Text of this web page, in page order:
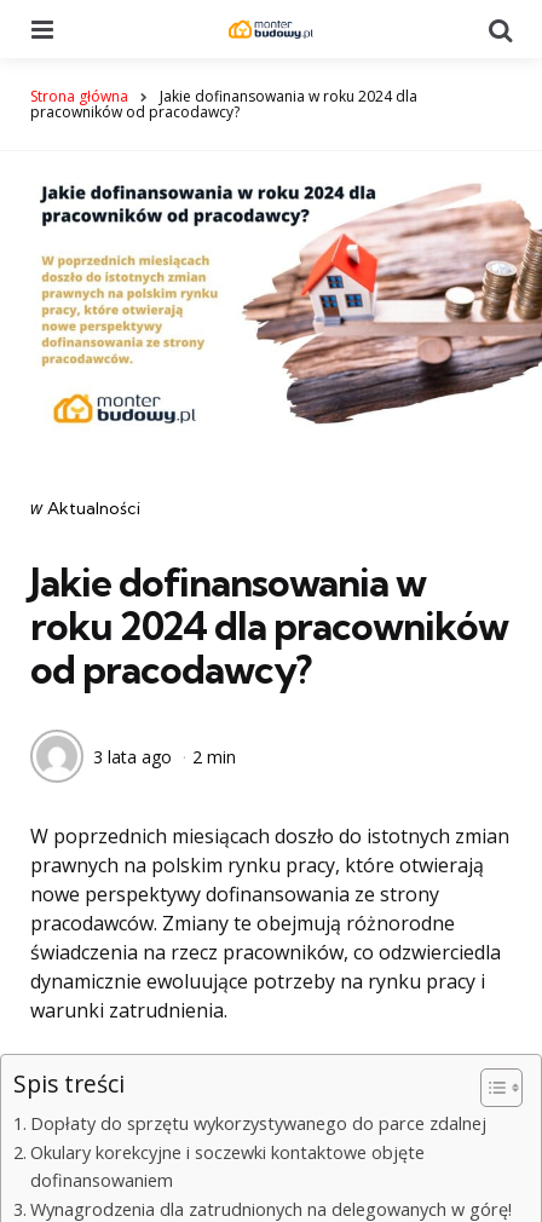
Strona główna Jakie dofinansowania w roku 2024 dla
pracowników od pracodawcy?
Categories
post
w Aktualności
Jakie dofinansowania w
roku 2024 dla pracowników
od pracodawcy?
3 lata ago 2 min
W poprzednich miesiącach doszło do istotnych zmian
prawnych na polskim rynku pracy, które otwierają
nowe perspektywy dofinansowania ze strony
pracodawców. Zmiany te obejmują różnorodne
świadczenia na rzecz pracowników, co odzwierciedla
dynamicznie ewoluujące potrzeby na rynku pracy i
warunki zatrudnienia.
Spis treści
Dopłaty do sprzętu wykorzystywanego do parce zdalnej
Okulary korekcyjne i soczewki kontaktowe objęte
dofinansowaniem
Wynagrodzenia dla zatrudnionych na delegowanych w górę!